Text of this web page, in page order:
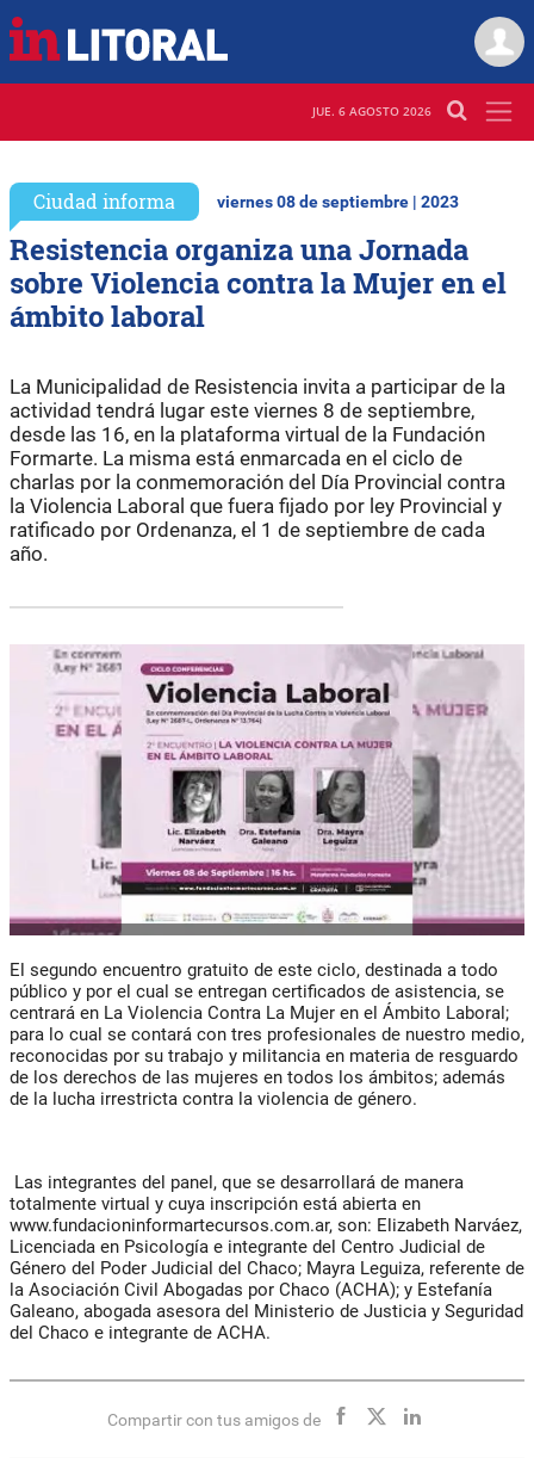
JUE. 6 AGOSTO 2026
Ciudad informa viernes 08 de septiembre | 2023
Resistencia organiza una Jornada
sobre Violencia contra la Mujer en el
ámbito laboral
La Municipalidad de Resistencia invita a participar de la
actividad tendrá lugar este viernes 8 de septiembre,
desde las 16, en la plataforma virtual de la Fundación
Formarte. La misma está enmarcada en el ciclo de
charlas por la conmemoración del Día Provincial contra
la Violencia Laboral que fuera fijado por ley Provincial y
ratificado por Ordenanza, el 1 de septiembre de cada
año.
El segundo encuentro gratuito de este ciclo, destinada a todo
público y por el cual se entregan certificados de asistencia, se
centrará en La Violencia Contra La Mujer en el Ámbito Laboral;
para lo cual se contará con tres profesionales de nuestro medio,
reconocidas por su trabajo y militancia en materia de resguardo
de los derechos de las mujeres en todos los ámbitos; además
de la lucha irrestricta contra la violencia de género.
Las integrantes del panel, que se desarrollará de manera
totalmente virtual y cuya inscripción está abierta en
www.fundacioninformartecursos.com.ar, son: Elizabeth Narváez,
Licenciada en Psicología e integrante del Centro Judicial de
Género del Poder Judicial del Chaco; Mayra Leguiza, referente de
la Asociación Civil Abogadas por Chaco (ACHA); y Estefanía
Galeano, abogada asesora del Ministerio de Justicia y Seguridad
del Chaco e integrante de ACHA.
Compartir con tus amigos de